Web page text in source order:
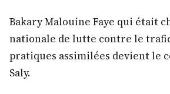
Bakary Malouine Faye qui était
nationale de lutte contre le
pratiques assimilées devient le
Saly.